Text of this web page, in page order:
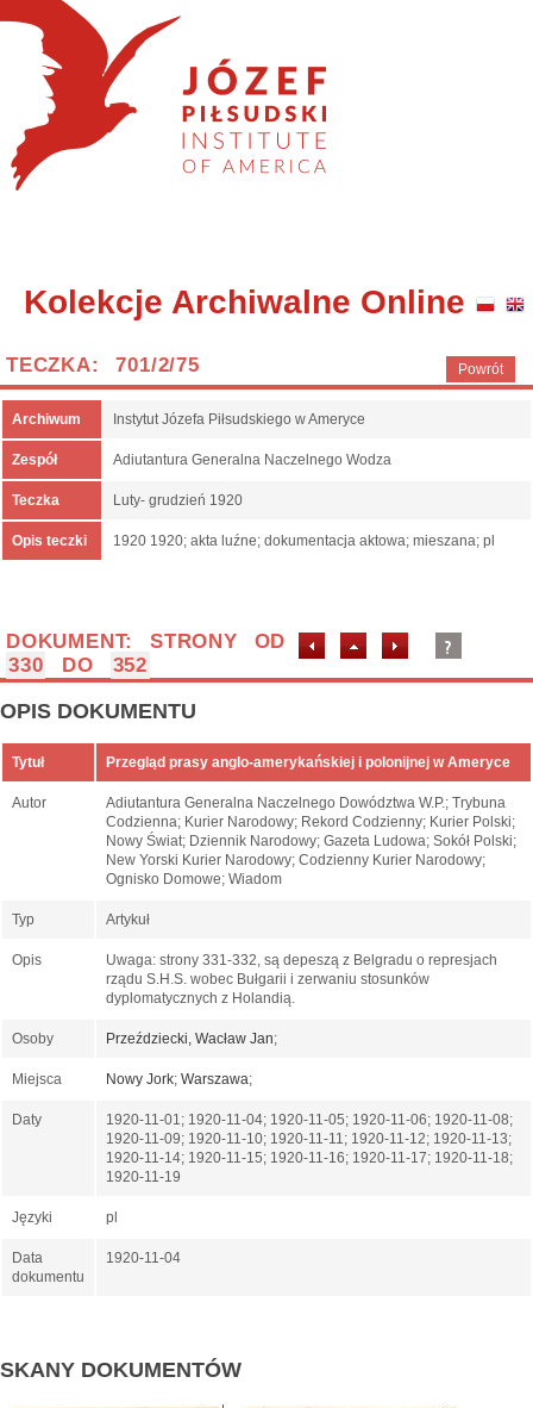
Kolekcje Archiwalne Online
Powrót
TECZKA: 701/2/75
Archiwum Instytut Józefa Piłsudskiego w Ameryce
Zespół Adiutantura Generalna Naczelnego Wodza
Teczka Luty- grudzień 1920
Opis teczki 1920 1920; akta luźne; dokumentacja aktowa; mieszana; pl
DOKUMENT: STRONY OD
330
DO 352
OPIS DOKUMENTU
Tytuł Przegląd prasy anglo-amerykańskiej i polonijnej w Ameryce
Autor
Adiutantura Generalna Naczelnego Dowództwa W.P.; Trybuna
Codzienna; Kurier Narodowy; Rekord Codzienny; Kurier Polski;
Nowy Świat; Dziennik Narodowy; Gazeta Ludowa; Sokół Polski;
New Yorski Kurier Narodowy; Codzienny Kurier Narodowy;
Ognisko Domowe; Wiadom
Typ Artykuł
Opis
Uwaga: strony 331-332, są depeszą z Belgradu o represjach
rządu S.H.S. wobec Bułgarii i zerwaniu stosunków
dyplomatycznych z Holandią.
Osoby Przeździecki, Wacław Jan;
Miejsca Nowy Jork; Warszawa;
Daty
1920-11-01; 1920-11-04; 1920-11-05; 1920-11-06; 1920-11-08;
1920-11-09; 1920-11-10; 1920-11-11; 1920-11-12; 1920-11-13;
1920-11-14; 1920-11-15; 1920-11-16; 1920-11-17; 1920-11-18;
1920-11-19
Języki pl
Data
dokumentu
1920-11-04
SKANY DOKUMENTÓW